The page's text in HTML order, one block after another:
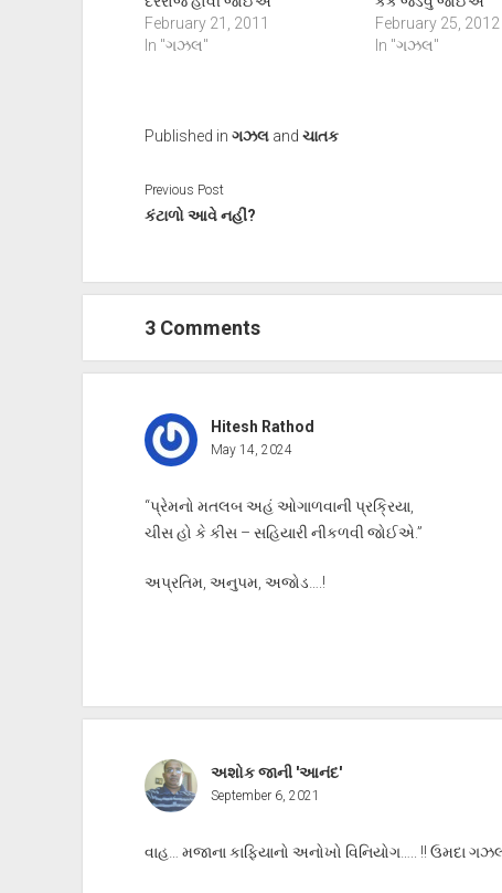
February 21, 2011
In "ગઝલ"
February 25, 2012
In "ગઝલ"
Published in ગઝલand ચાતક
Previous Post
કંટાળો આવે નહીં?
3 Comments
Hitesh Rathod
May 14, 2024
“પ્રેમનો મતલબ અહં ઓગાળવાની પ્રક્રિયા,
ચીસ હો કે કીસ – સહિયારી નીકળવી જોઈએ.”
અપ્રતિમ, અનુપમ, અજોડ….!
અશોક જાની 'આનંદ'
September 6, 2021
વાહ… મજાના કાફિયાનો અનોખો વિનિયોગ….. !! ઉમદા